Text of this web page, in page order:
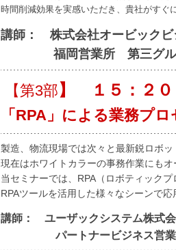
時間削減効果を実感いただき、貴社がすぐ
講師： 株式会社オービック
福岡営業所 第三グル
【第3部 】 １５：２０
「RPA」による業務プ
製造、物流現場では次々と最新鋭ロボ
現在はホワイトカラーの事務作業にも
当セミナーでは、RPA（ロボティック
RPAツールを活用した様々なシーンで
講師： ユーザックシステム株式
パートナービジネス営業